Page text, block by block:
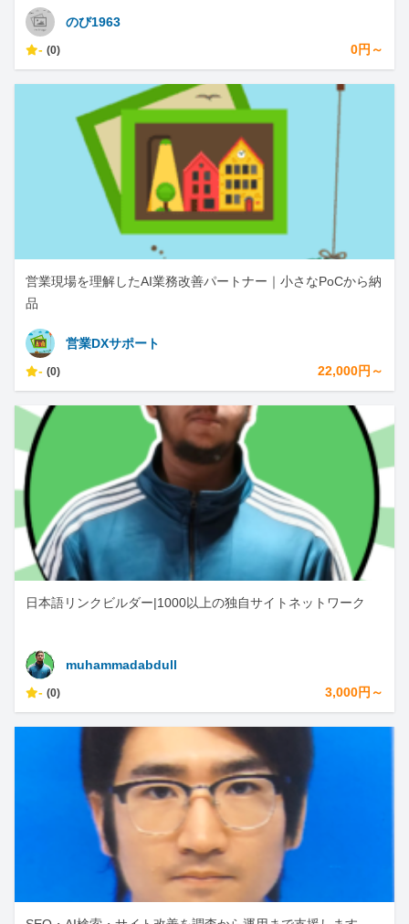
のび1963
- (0) 0円～
営業現場を理解したAI業務改善パートナー｜小さなPoCから納
品
営業DXサポート
- (0) 22,000円～
日本語リンクビルダー|1000以上の独自サイトネットワーク
muhammadabdull
- (0) 3,000円～